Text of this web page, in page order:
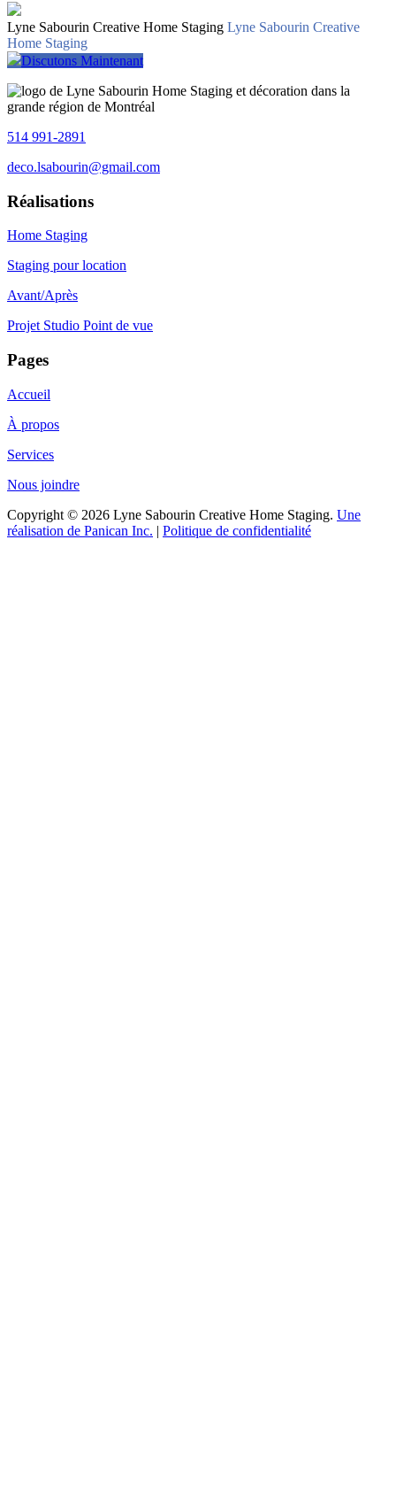
Lyne Sabourin Creative Home Staging Lyne Sabourin Creative
Home Staging
Discutons Maintenant
514 991-2891
deco.lsabourin@gmail.com
Réalisations
Home Staging
Staging pour location
Avant/Après
Projet Studio Point de vue
Pages
Accueil
À propos
Services
Nous joindre
Copyright © 2026 Lyne Sabourin Creative Home Staging. Une
réalisation de Panican Inc. | Politique de confidentialité